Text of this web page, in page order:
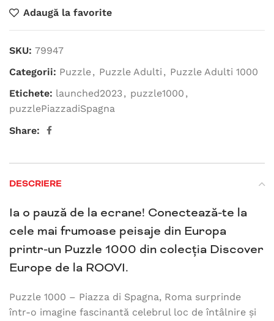
Adaugă la favorite
SKU: 79947
Categorii: Puzzle, Puzzle Adulti , Puzzle Adulti 1000
Etichete: launched2023, puzzle1000 ,
puzzlePiazzadiSpagna
Share:
DESCRIERE
Ia o pauză de la ecrane! Conectează-te la
cele mai frumoase peisaje din Europa
printr-un Puzzle 1000 din colecția Discover
Europe de la ROOVI.
Puzzle 1000 – Piazza di Spagna, Roma surprinde
într-o imagine fascinantă celebrul loc de întâlnire și